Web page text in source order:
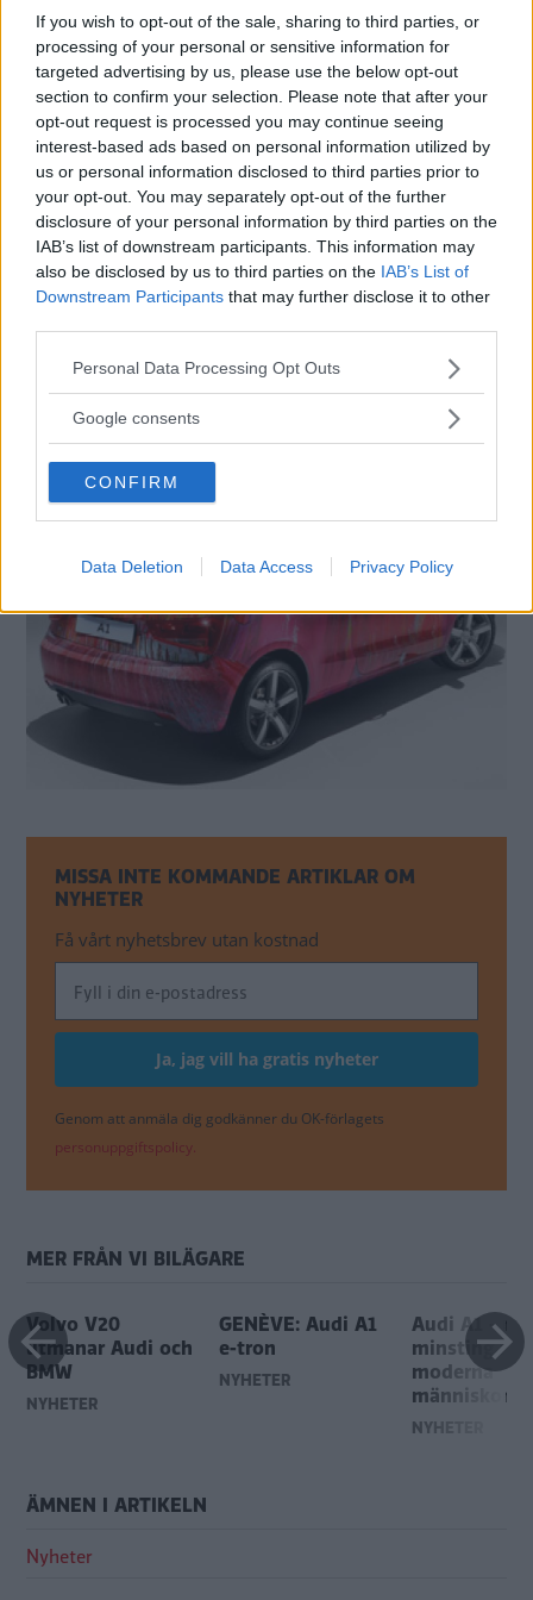
If you wish to opt-out of the sale, sharing to third parties, or
processing of your personal or sensitive information for
targeted advertising by us, please use the below opt-out
section to confirm your selection. Please note that after your
opt-out request is processed you may continue seeing
interest-based ads based on personal information utilized by
us or personal information disclosed to third parties prior to
your opt-out. You may separately opt-out of the further
disclosure of your personal information by third parties on the
IAB’s list of downstream participants. This information may
also be disclosed by us to third parties on the IAB’s List of
Downstream Participants that may further disclose it to other
Please note that this website/app uses one or more Google
not limited to your visit or usage behaviour. You may click to
use your data for below specified purposes in below Google
consent section.
Personal Data Processing Opt Outs
Google consents
CONFIRM
Data Deletion Data Access Privacy Policy
Brittiska konstnären Damien Hirst hade
förvandlat bilen till en färgexplosion på hjul.
Priset uppgick till svindlande 350 000 pund,
motsvarande ungefär fyra miljoner kronor.
Pengarna som auktionen drog in ska skänkas
till välgörenhet.
Läs provkörningen av Audi A1 i Vi Bilägare
nummer 10 som finns i butik från 6 juli.
Diskutera:Vad tycker du om Audi A1?
MISSA INTE KOMMANDE ARTIKLAR OM
NYHETER
Få vårt nyhetsbrev utan kostnad
Genom att anmäla dig godkänner du OK-förlagets
personuppgiftspolicy.
MER FRÅN VI BILÄGARE
Volvo V20
utmanar Audi och
BMW
NYHETER
GENÈVE: Audi A1
e-tron
NYHETER
Audi A1 - ny
minsting för
moderna
människor
NYHETER
ÄMNEN I ARTIKELN
Nyheter